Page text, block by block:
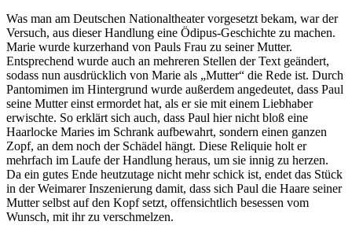
Was man am Deutschen Nationaltheater vorgesetzt bekam, war der
Versuch, aus dieser Handlung eine Ödipus-Geschichte zu machen.
Marie wurde kurzerhand von Pauls Frau zu seiner Mutter.
Entsprechend wurde auch an mehreren Stellen der Text geändert,
sodass nun ausdrücklich von Marie als „Mutter“ die Rede ist. Durch
Pantomimen im Hintergrund wurde außerdem angedeutet, dass Paul
seine Mutter einst ermordet hat, als er sie mit einem Liebhaber
erwischte. So erklärt sich auch, dass Paul hier nicht bloß eine
Haarlocke Maries im Schrank aufbewahrt, sondern einen ganzen
Zopf, an dem noch der Schädel hängt. Diese Reliquie holt er
mehrfach im Laufe der Handlung heraus, um sie innig zu herzen.
Da ein gutes Ende heutzutage nicht mehr schick ist, endet das Stück
in der Weimarer Inszenierung damit, dass sich Paul die Haare seiner
Mutter selbst auf den Kopf setzt, offensichtlich besessen vom
Wunsch, mit ihr zu verschmelzen.